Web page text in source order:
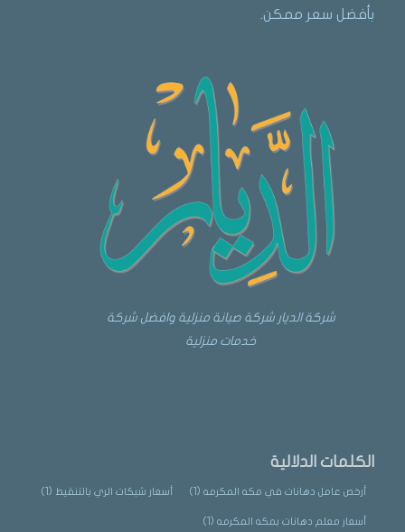
بأفضل سعر ممكن.
شركة الديار شركة صيانة منزلية وافضل شركة
خدمات منزلية
الكلمات الدلالية
أرخص عامل دهانات في مكه المكرمه(1) أسعار شبكات الري بالتنقيط (1)
أسعار معلم دهانات بمكه المكرمه(1)